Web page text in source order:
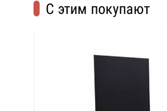
С этим покупают